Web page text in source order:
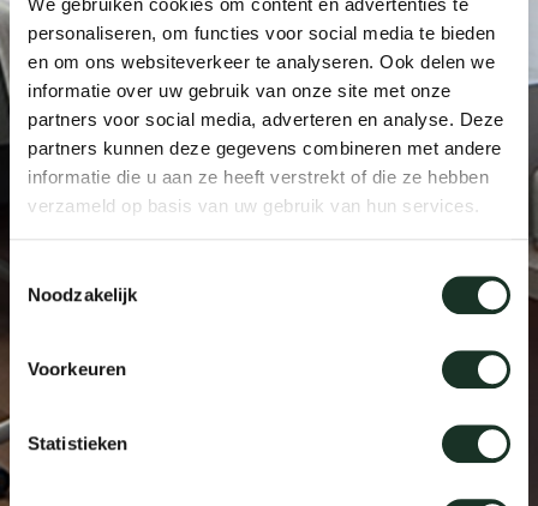
personaliseren, om functies voor social media te bieden
en om ons websiteverkeer te analyseren. Ook delen we
informatie over uw gebruik van onze site met onze
partners voor social media, adverteren en analyse. Deze
partners kunnen deze gegevens combineren met andere
informatie die u aan ze heeft verstrekt of die ze hebben
verzameld op basis van uw gebruik van hun services.
Noodzakelijk
Voorkeuren
Statistieken
local
ivan
dick
ineke
karel